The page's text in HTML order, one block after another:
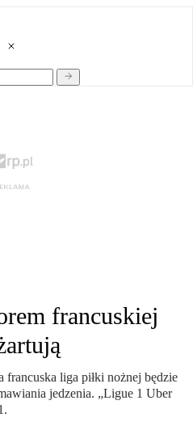
francuskiej
francuska liga piłki nożnej będzie
jedzenia. „Ligue 1 Uber